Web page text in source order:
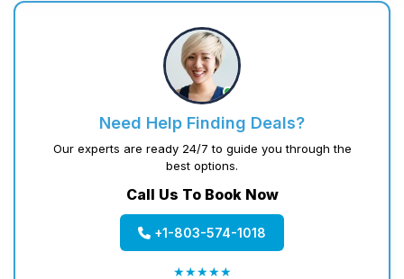
Need Help Finding Deals?
Our experts are ready 24/7 to guide you through the
best options.
Call Us To Book Now
+1-803-574-1018
★★★★★